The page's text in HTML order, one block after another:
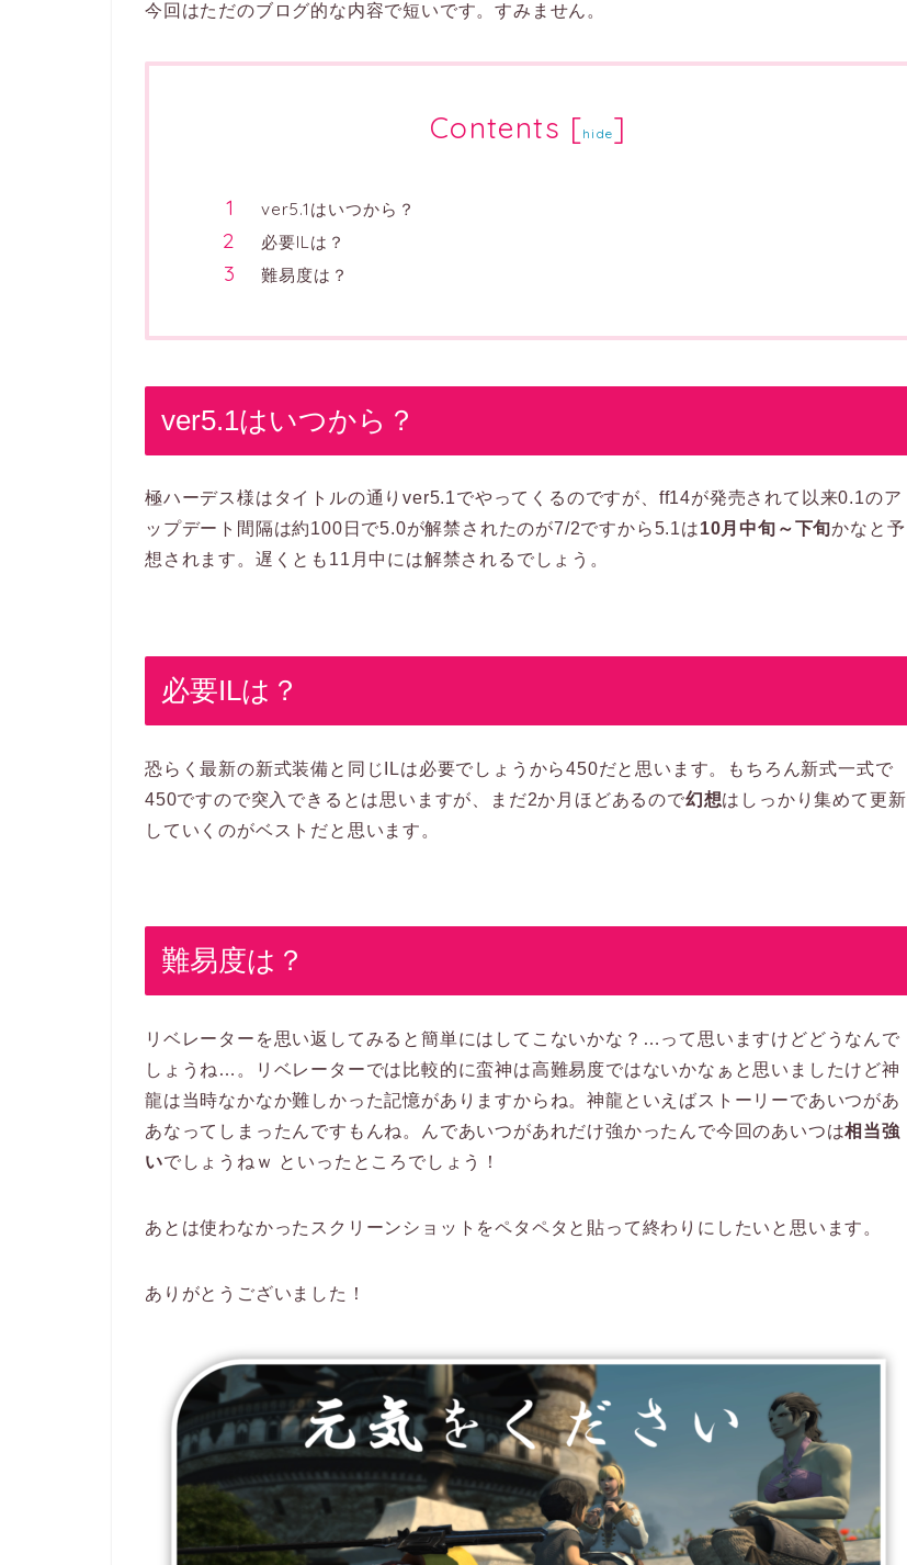
今回はただのブログ的な内容で短いです。すみません。
Contents [hide]
ver5.1はいつから？
必要ILは？
難易度は？
ver5.1はいつから？
極ハーデス様はタイトルの通りver5.1でやってくるのですが、ff14が発売されて以来0.1のア
ップデート間隔は約100日で5.0が解禁されたのが7/2ですから5.1は10月中旬～下旬かなと予
想されます。遅くとも11月中には解禁されるでしょう。
必要ILは？
恐らく最新の新式装備と同じILは必要でしょうから450だと思います。もちろん新式一式で
450ですので突入できるとは思いますが、まだ2か月ほどあるので幻想はしっかり集めて更新
していくのがベストだと思います。
難易度は？
リベレーターを思い返してみると簡単にはしてこないかな？…って思いますけどどうなんで
しょうね…。リベレーターでは比較的に蛮神は高難易度ではないかなぁと思いましたけど神
龍は当時なかなか難しかった記憶がありますからね。神龍といえばストーリーであいつがあ
あなってしまったんですもんね。んであいつがあれだけ強かったんで今回のあいつは相当強
いでしょうねｗ といったところでしょう！
あとは使わなかったスクリーンショットをペタペタと貼って終わりにしたいと思います。
ありがとうございました！